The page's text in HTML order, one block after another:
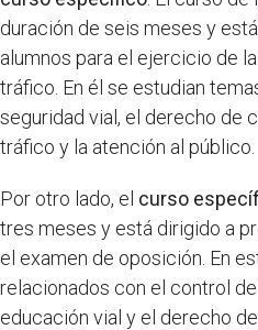
duración de seis meses y
alumnos para el ejercicio de
tráfico. En él se estudian
seguridad vial, el derecho de
tráfico y la atención al público.
Por otro lado, el curso
tres meses y está dirigido a
el examen de oposición. En
relacionados con el control
educación vial y el derecho